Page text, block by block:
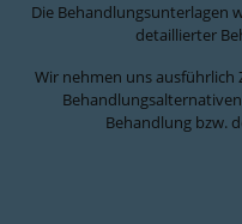
Die Behandlungsunterlagen
detaillierter
Wir nehmen uns ausführlich
Behandlung bzw.